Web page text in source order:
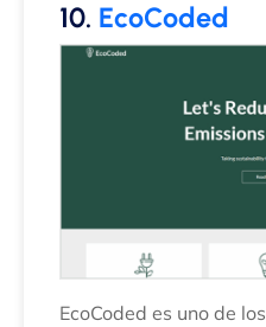
10. EcoCoded
EcoCoded es uno de los